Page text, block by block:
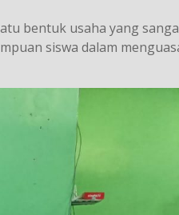
bentuk usaha yang
siswa dalam